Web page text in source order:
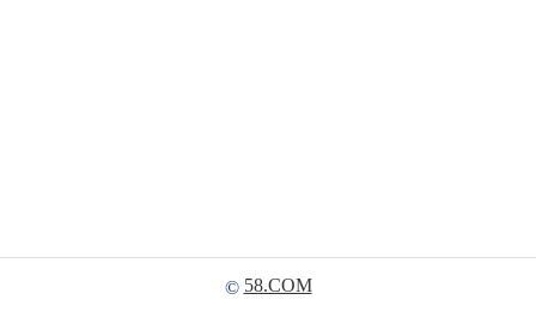
© 58.COM